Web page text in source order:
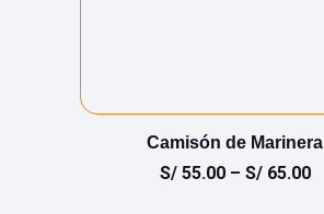
Camisón de Marinera
S/55.00– S/65.00